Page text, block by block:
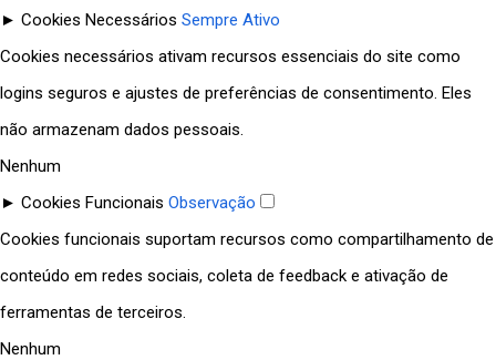
► Cookies Necessários Sempre Ativo
Cookies necessários ativam recursos essenciais do site como
logins seguros e ajustes de preferências de consentimento. Eles
não armazenam dados pessoais.
Nenhum
► Cookies Funcionais Observação
Cookies funcionais suportam recursos como compartilhamento de
conteúdo em redes sociais, coleta de feedback e ativação de
ferramentas de terceiros.
Nenhum